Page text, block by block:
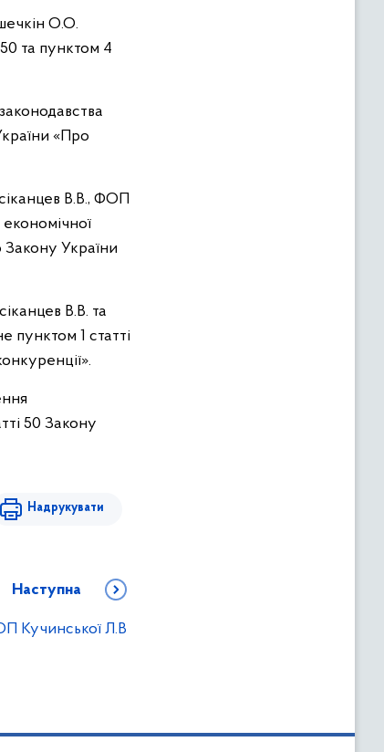
О.О.
та пунктом 4
«Про
В.В., ФОП
Закону України
В.В. та
пунктом 1 статті
50 Закону
Надрукувати
Наступна
Кучинської Л.В